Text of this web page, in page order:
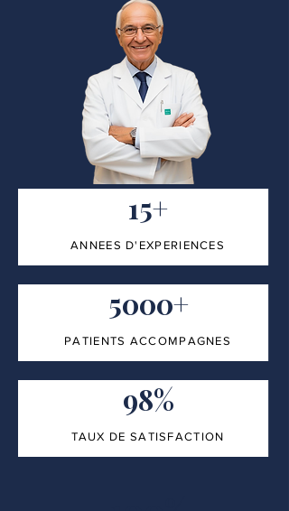
15+
ANNEES D'EXPERIENCES
5000+
PATIENTS ACCOMPAGNES
98%
TAUX DE SATISFACTION